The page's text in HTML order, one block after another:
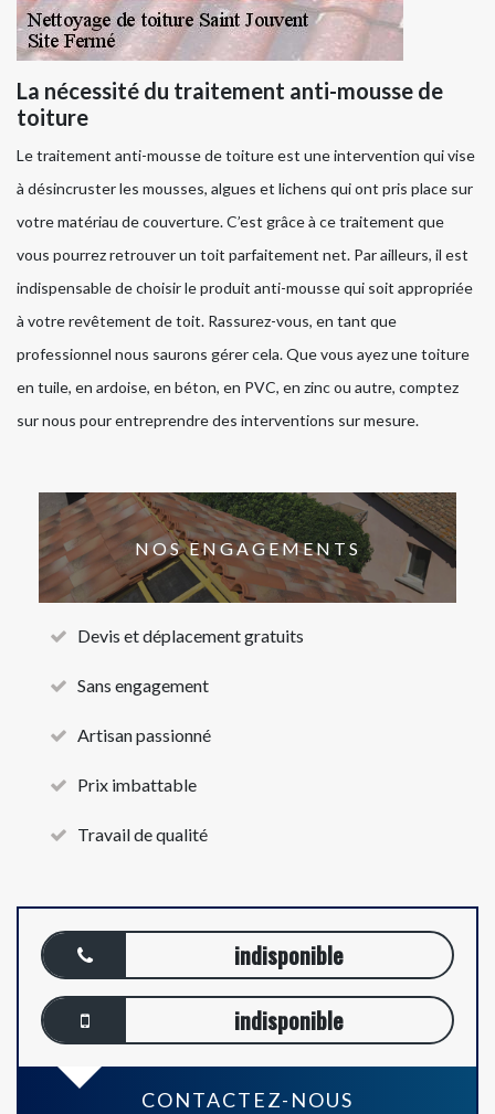
La nécessité du traitement anti-mousse de
toiture
Le traitement anti-mousse de toiture est une intervention qui vise
à désincruster les mousses, algues et lichens qui ont pris place sur
votre matériau de couverture. C’est grâce à ce traitement que
vous pourrez retrouver un toit parfaitement net. Par ailleurs, il est
indispensable de choisir le produit anti-mousse qui soit appropriée
à votre revêtement de toit. Rassurez-vous, en tant que
professionnel nous saurons gérer cela. Que vous ayez une toiture
en tuile, en ardoise, en béton, en PVC, en zinc ou autre, comptez
sur nous pour entreprendre des interventions sur mesure.
NOS ENGAGEMENTS
Devis et déplacement gratuits
Sans engagement
Artisan passionné
Prix imbattable
Travail de qualité
indisponible
indisponible
CONTACTEZ-NOUS